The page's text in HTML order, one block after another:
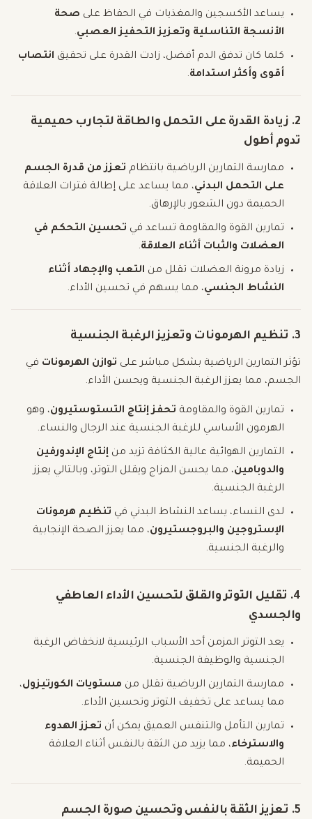
يساعد الأكسجين والمغذيات في الحفاظ على صحة
الأنسجة التناسلية وتعزيز التحفيز العصبي.
كلما كان تدفق الدم أفضل، زادت القدرة على تحقيق انتصاب
أقوى وأكثر استدامة.
2. زيادة القدرة على التحمل والطاقة لتجارب حميمية
تدوم أطول
ممارسة التمارين الرياضية بانتظام تعزز من قدرة الجسم
على التحمل البدني، مما يساعد على إطالة فترات العلاقة
الحميمة دون الشعور بالإرهاق.
تمارين القوة والمقاومة تساعد في تحسين التحكم في
العضلات والثبات أثناء العلاقة.
زيادة مرونة العضلات تقلل من التعب والإجهاد أثناء
النشاط الجنسي، مما يسهم في تحسين الأداء.
3. تنظيم الهرمونات وتعزيز الرغبة الجنسية
تؤثر التمارين الرياضية بشكل مباشر على توازن الهرمونات في
الجسم، مما يعزز الرغبة الجنسية ويحسن الأداء.
تمارين القوة والمقاومة تحفز إنتاج التستوستيرون، وهو
الهرمون الأساسي للرغبة الجنسية عند الرجال والنساء.
التمارين الهوائية عالية الكثافة تزيد من إنتاج الإندورفين
والدوبامين، مما يحسن المزاج ويقلل التوتر، وبالتالي يعزز
الرغبة الجنسية.
لدى النساء، يساعد النشاط البدني في تنظيم هرمونات
الإستروجين والبروجستيرون، مما يعزز الصحة الإنجابية
والرغبة الجنسية.
4. تقليل التوتر والقلق لتحسين الأداء العاطفي
والجسدي
يعد التوتر المزمن أحد الأسباب الرئيسية لانخفاض الرغبة
الجنسية والوظيفة الجنسية.
ممارسة التمارين الرياضية تقلل من مستويات الكورتيزول،
مما يساعد على تخفيف التوتر وتحسين الأداء.
تمارين التأمل والتنفس العميق يمكن أن تعزز الهدوء
والاسترخاء، مما يزيد من الثقة بالنفس أثناء العلاقة
الحميمة.
5. تعزيز الثقة بالنفس وتحسين صورة الجسم